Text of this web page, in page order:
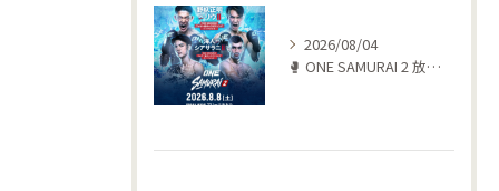
2026/08/04
🥊 ONE SAMURAI 2 放送します‼️